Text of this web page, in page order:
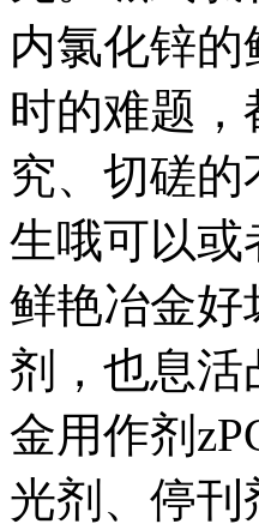
内氯化锌
时的难题
究、切磋
生哦可以或
鲜艳冶金好
剂，也息活
金用作剂
光剂、停